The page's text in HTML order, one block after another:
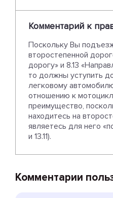
Комментарий к
Поскольку Вы
второстепенной
дорогу» и 8.13
то должны уступить
легковому
отношению к
преимущество,
находитесь на
являетесь для него
и 13.11).
Комментарии